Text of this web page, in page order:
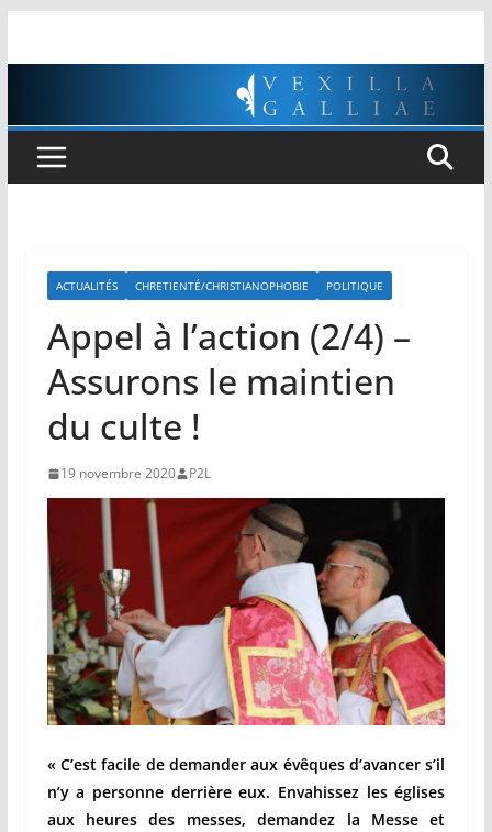
ACTUALITÉS CHRETIENTÉ/CHRISTIANOPHOBIE POLITIQUE
Appel à l’action (2/4) –
Assurons le maintien
du culte !
19 novembre 2020 P2L
« C’est facile de demander aux évêques d’avancer s’il
n’y a personne derrière eux. Envahissez les églises
aux heures des messes, demandez la Messe et